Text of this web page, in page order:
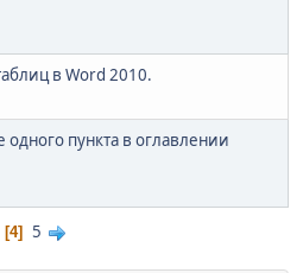
в Word 2010.
пункта в оглавлении
4 5